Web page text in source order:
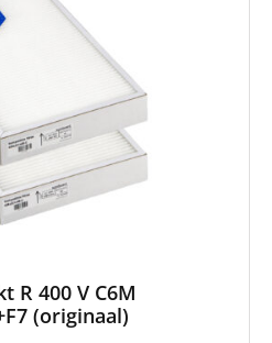
R 400 V C6M
(originaal)